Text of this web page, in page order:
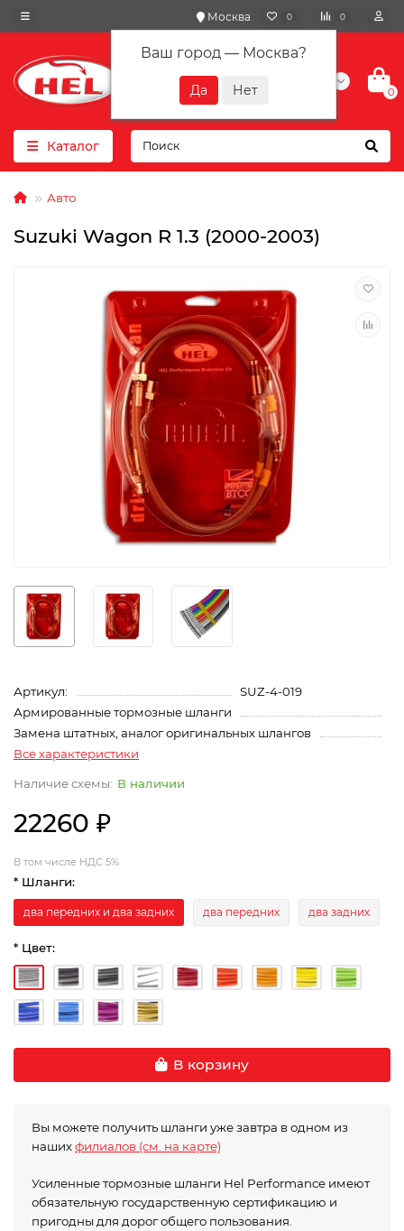
Москва
Ваш город — Москва?
0 0
+7(901) 417-10-01
0
Каталог
Авто
Suzuki Wagon R 1.3 (2000-2003)
Артикул:
SUZ-4-019
Армированные тормозные шланги
Замена штатных, аналог оригинальных шлангов
Все характеристики
В наличии
22260 ₽
В том числе НДС 5%
* Шланги:
два передних и два задних два передних два задних
* Цвет:
В корзину
Вы можете получить шланги уже завтра в одном из
нашихфилиалов (см. на карте)
Усиленные тормозные шланги Hel Performance имеют
обязательную государственную сертификацию и
пригодны для дорог общего пользования.